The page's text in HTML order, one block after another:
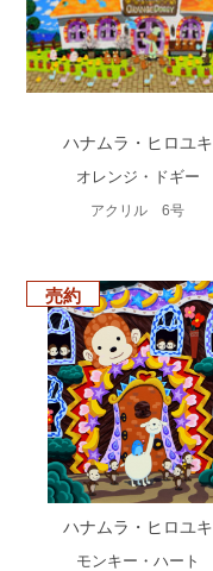
ハナムラ・ヒロユキ
オレンジ・ドギー
アクリル 6号
売約
ハナムラ・ヒロユキ
モンキー・ハート